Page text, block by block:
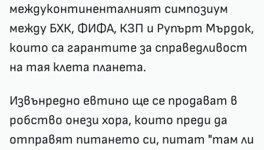
междуконтиненталният симпозиум
между БХК, ФИФА, КЗП и Рупърт Мърдок,
които са гарантите за справедливост
на тая клета планета.
Извънредно евтино ще се продават в
робство онези хора, които преди да
отправят питането си, питат "там ли